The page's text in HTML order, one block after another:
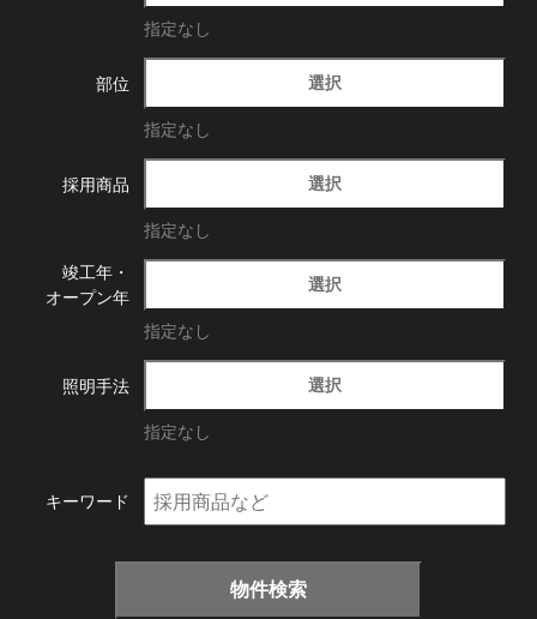
指定なし
部位 選択
指定なし
採用商品 選択
指定なし
竣工年・
オープン年
選択
指定なし
照明手法 選択
指定なし
キーワード
物件検索